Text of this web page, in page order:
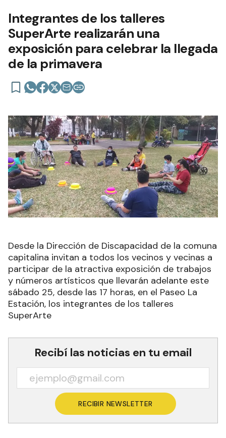
Integrantes de los talleres
SuperArte realizarán una
exposición para celebrar la llegada
de la primavera
Desde la Dirección de Discapacidad de la comuna
capitalina invitan a todos los vecinos y vecinas a
participar de la atractiva exposición de trabajos
y números artísticos que llevarán adelante este
sábado 25, desde las 17 horas, en el Paseo La
Estación, los integrantes de los talleres
SuperArte
Recibí las noticias en tu email
RECIBIR NEWSLETTER